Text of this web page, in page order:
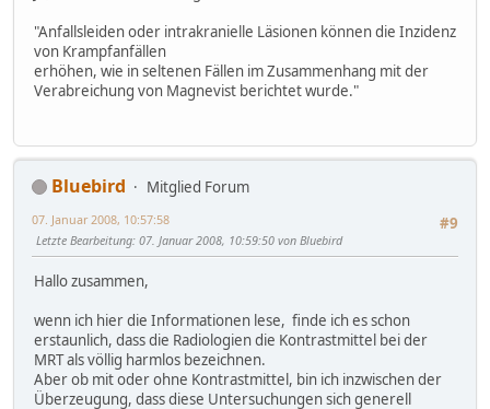
"Anfallsleiden oder intrakranielle Läsionen können die Inzidenz
von Krampfanfällen
erhöhen, wie in seltenen Fällen im Zusammenhang mit der
Verabreichung von Magnevist berichtet wurde."
Bluebird
Mitglied Forum
#9
07. Januar 2008, 10:57:58
Letzte Bearbeitung: 07. Januar 2008, 10:59:50 von Bluebird
Hallo zusammen,
wenn ich hier die Informationen lese, finde ich es schon
erstaunlich, dass die Radiologien die Kontrastmittel bei der
MRT als völlig harmlos bezeichnen.
Aber ob mit oder ohne Kontrastmittel, bin ich inzwischen der
Überzeugung, dass diese Untersuchungen sich generell